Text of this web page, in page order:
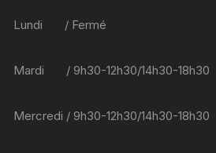
Lundi / Fermé
Mardi / 9h30-12h30/14h30-18h30
Mercredi / 9h30-12h30/14h30-18h30